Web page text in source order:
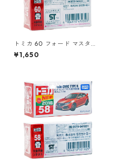
トミカ 60 フォード マスタン
グ GT V8（初回特別カラー）#
10472353
¥1,650